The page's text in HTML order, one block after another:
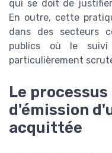
qui se doit de
En outre, cette
dans des secteurs
publics où le suivi
particulièrement
Le
d'émission
acquittée